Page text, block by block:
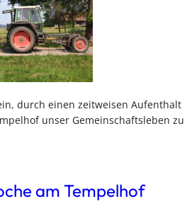
durch einen zeitweisen Aufenthalt
unser Gemeinschaftsleben zu
am Tempelhof